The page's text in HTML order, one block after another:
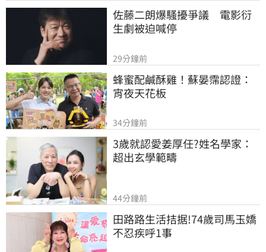
佐藤二朗爆騷擾爭議　電影衍
生劇被迫喊停
29分鐘前
蜂蜜配鹹酥雞！蘇晏霈認證：
宵夜天花板
34分鐘前
3歲就認愛姜厚任?姓名學家：
超出玄學範疇
44分鐘前
田路路生活拮据!74歲司馬玉嬌
不忍疾呼1事